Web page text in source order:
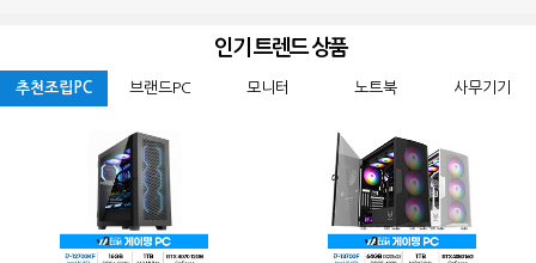
인기 트렌드 상품
추천조립PC 브랜드PC 모니터 노트북 사무기기